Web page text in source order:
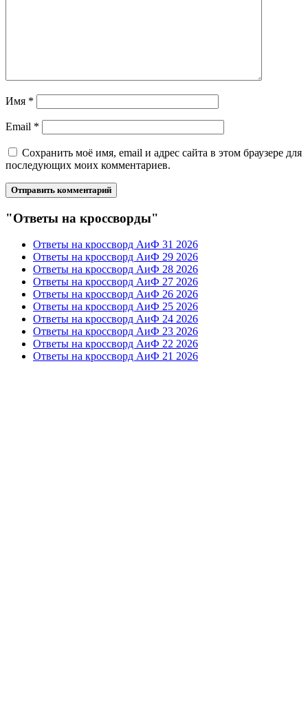
Имя *
Email *
Сохранить моё имя, email и адрес сайта в этом браузере для
последующих моих комментариев.
"Ответы на кроссворды"
Ответы на кроссворд АиФ 31 2026
Ответы на кроссворд АиФ 29 2026
Ответы на кроссворд АиФ 28 2026
Ответы на кроссворд АиФ 27 2026
Ответы на кроссворд АиФ 26 2026
Ответы на кроссворд АиФ 25 2026
Ответы на кроссворд АиФ 24 2026
Ответы на кроссворд АиФ 23 2026
Ответы на кроссворд АиФ 22 2026
Ответы на кроссворд АиФ 21 2026